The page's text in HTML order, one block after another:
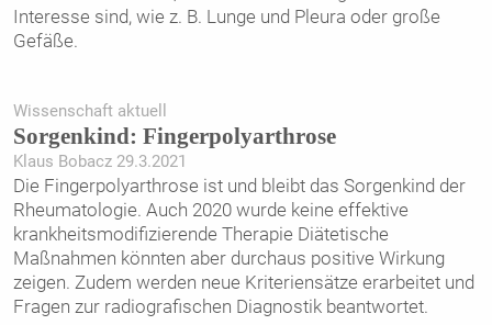
Interesse sind, wie z. B. Lunge und Pleura oder große
Gefäße.
Wissenschaft aktuell
Sorgenkind: Fingerpolyarthrose
Klaus Bobacz 29.3.2021
Die Fingerpolyarthrose ist und bleibt das Sorgenkind der
Rheumatologie. Auch 2020 wurde keine effektive
krankheitsmodifizierende Therapie Diätetische
Maßnahmen könnten aber durchaus positive Wirkung
zeigen. Zudem werden neue Kriteriensätze erarbeitet und
Fragen zur radiografischen Diagnostik beantwortet.